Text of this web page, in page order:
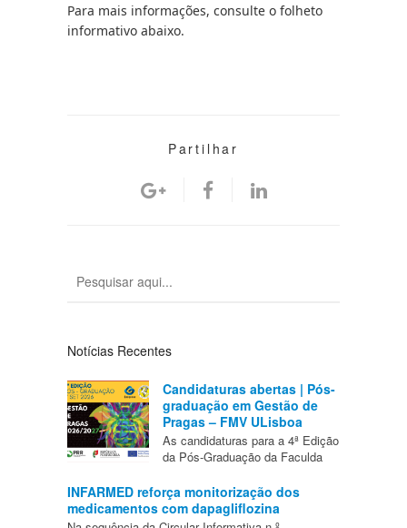
Para mais informações, consulte o folheto
informativo abaixo.
Partilhar
Notícias Recentes
Candidaturas abertas | Pós-
graduação em Gestão de
Pragas – FMV ULisboa
As candidaturas para a 4ª Edição
da Pós-Graduação da Faculda
INFARMED reforça monitorização dos
medicamentos com dapagliflozina